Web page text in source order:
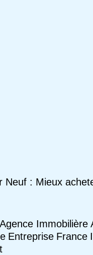
Neuf : Mieux
Agence Immobilière
Entreprise France